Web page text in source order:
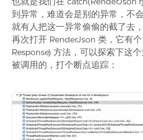
也就是我们在 catch(RenderJson
到异常，难道会是别的异常，不
就有人把这一异常偷偷的截了去
再次打开 RenderJson 类，它有个
Response) 方法，可以探索下这
被调用的，打个断点追踪：